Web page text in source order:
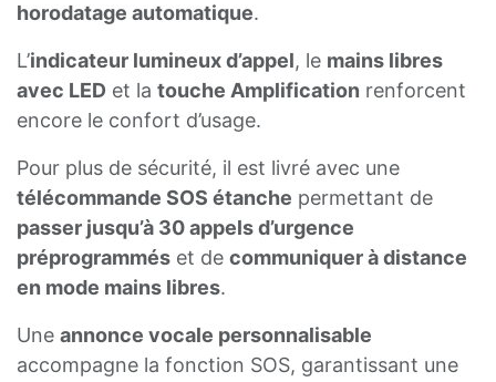
horodatage automatique.
L’indicateur lumineux d’appel, le mains libres
avec LED et la touche Amplification renforcent
encore le confort d’usage.
Pour plus de sécurité, il est livré avec une
télécommande SOS étanche permettant de
passer jusqu’à 30 appels d’urgence
préprogrammés et de communiquer à distance
en mode mains libres.
Une annonce vocale personnalisable
accompagne la fonction SOS, garantissant une